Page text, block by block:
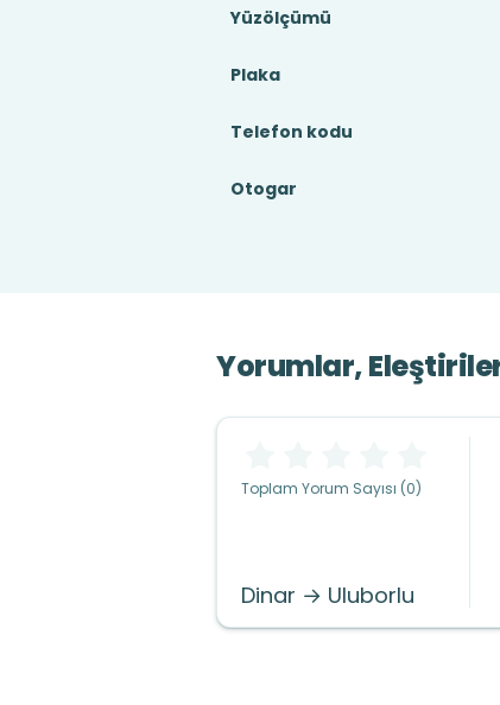
Yüzölçümü
Plaka
Telefon kodu
Otogar
Yorumlar,
Toplam Yorum Sayısı (0)
Dinar → Uluborlu